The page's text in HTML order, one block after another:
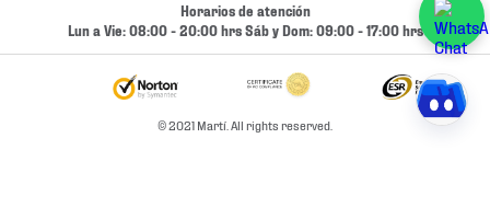
Cambios y Devoluciones
Condiciones de Entrega
Términos y Condiciones
Horarios de atención
Lun a Vie: 08:00 - 20:00 hrs Sáb y Dom: 09:00 - 17:00 hrs
© 2021 Martí. All rights reserved.